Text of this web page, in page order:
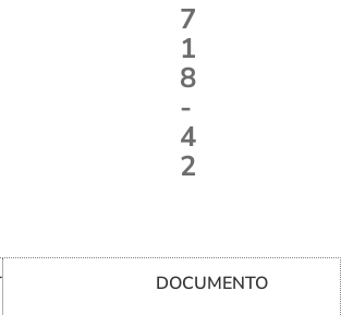
7
1
8
-
4
2
DOCUMENTO